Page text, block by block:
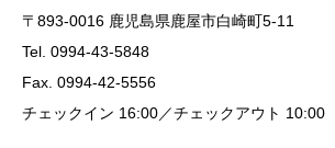
〒893-0016 鹿児島県鹿屋市白崎町5-11
Tel. 0994-43-5848
Fax. 0994-42-5556
チェックイン 16:00／チェックアウト 10:00